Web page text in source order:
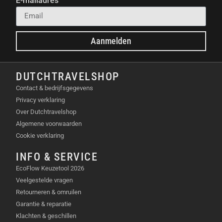
je je bestanden in een oogwenk over. Zo houd
je meer tijd over voor het creëren van content
en minder tijd voor het wachten. (Let op: de
werkelijke snelheid kan variëren afhankelijk
van het gebruikte apparaat en de omgeving.
Voor apparaten die geen UHS-1 ondersteunen,
kunnen de overdrachtssnelheden variëren als
gevolg van interfacebeperkingen.)
Vloeiende videoprestaties:
Class garandeert dat je vloeiende 4K- en 8K-
video’s kunt opnemen, zonder haperingen of
onderbrekingen.
is gebouwd om de zwaarste omstandigheden
te weerstaan. Of je nu in de bergen bent of op
het strand, je opnames zijn altijd veilig.
Naadloze compatibiliteit:
MicroSD-kaart is speciaal ontworpen voor
gebruik met je Insta360-camera, zodat je
Aanmelden
DUTCHTRAVELSHOP
Contact & bedrijfsgegevens
Privacy verklaring
Over Dutchtravelshop
Algemene voorwaarden
Cookie verklaring
INFO & SERVICE
EcoFlow Keuzetool 2026
Veelgestelde vragen
Retourneren & omruilen
Garantie & reparatie
Klachten & geschillen